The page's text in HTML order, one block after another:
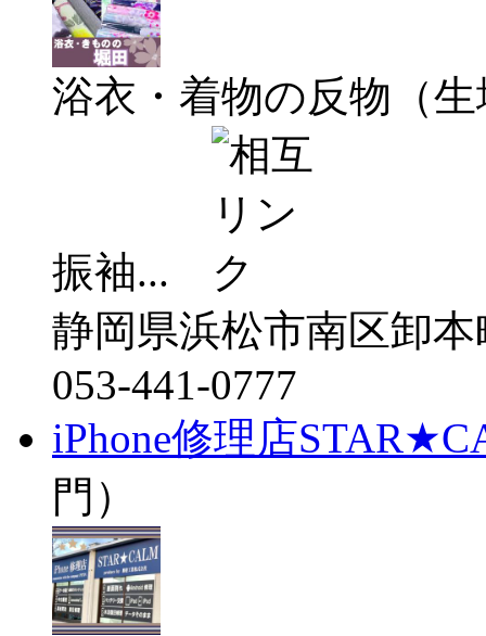
浴衣・着物の反物（
振袖...
静岡県浜松市南区卸
053-441-0777
iPhone修理店
門）